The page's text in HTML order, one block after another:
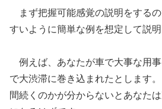
まず把握可能感覚の説明をする
すいように簡単な例を想定して説明
例えば、あなたが車で大事な用
で大渋滞に巻き込まれたとします
間続くのかが分からないとあなた